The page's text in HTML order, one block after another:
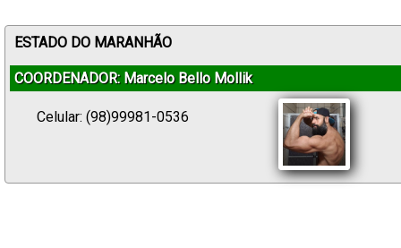
ESTADO DO MARANHÃO
COORDENADOR: Marcelo Bello Mollik
Celular: (98)99981-0536